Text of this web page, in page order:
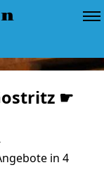
☛
in 4